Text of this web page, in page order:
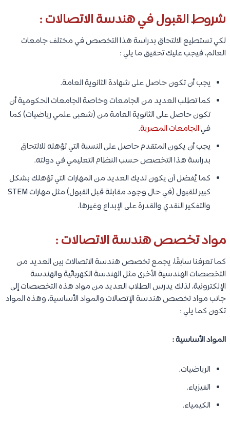
شروط القبول في هندسة الاتصالات :
لكي تستطيع الالتحاق بدراسة هذا التخصص في مختلف جامعات
العالم، فيجب عليك تحقيق ما يلي :
يجب أن تكون حاصل على شهادة الثانوية العامة.
كما تطلب العديد من الجامعات وخاصة الجامعات الحكومية أن
تكون حاصل على الثانوية العامة من (شعبى علمي رياضيات) كما
فيالجامعات المصرية.
يجب أن يكون المتقدم حاصل على النسبة التي تؤهله للالتحاق
بدراسة هذا التخصص حسب النظام التعليمي في دولته.
كما يُفضل أن يكون لديك العديد من المهارات التي تؤهلك بشكل
كبير للقبول (في حال وجود مقابلة قبل القبول) مثل مهارات STEM
والتفكير النقدي والقدرة على الإبداع وغيرها.
مواد تخصص هندسة الاتصالات :
كما تعرفنا سابقًا، يجمع تخصص هندسة الاتصالات بين العديد من
التخصصات الهندسية الأخرى مثل الهندسة الكهربائية والهندسة
الإلكترونية، لذلك يدرس الطلاب العديد من مواد هذه التخصصات إلى
جانب مواد تخصص هندسة الإتصالات والمواد الأساسية، وهذه المواد
تكون كما يلي :
المواد الأساسية :
الرياضيات.
الفيزياء.
الكيمياء.